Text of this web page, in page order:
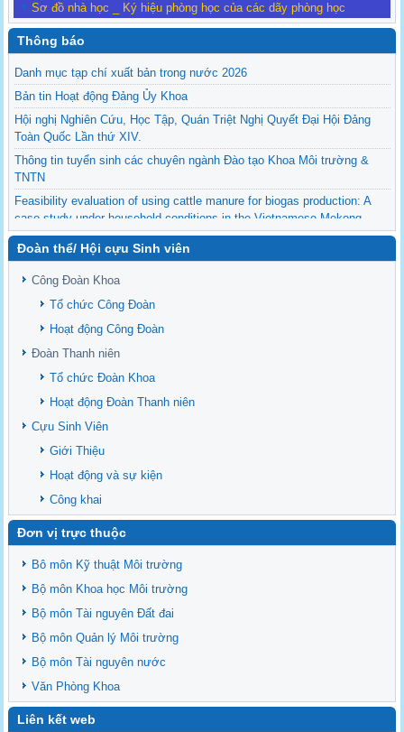
Sơ đồ nhà học _ Ký hiệu phòng học của các dãy phòng học
Thông báo
Danh mục tạp chí xuất bản trong nước 2026
Bản tin Hoạt động Đảng Ủy Khoa
Hội nghị Nghiên Cứu, Học Tập, Quán Triệt Nghị Quyết Đại Hội Đảng
Toàn Quốc Lần thứ XIV.
Thông tin tuyển sinh các chuyên ngành Đào tạo Khoa Môi trường &
TNTN
Feasibility evaluation of using cattle manure for biogas production: A
case study under household conditions in the Vietnamese Mekong
Delta
Sediment properties in flood-based farming systems in the Vietnamese
upstream Mekong Delta
Danh mục tạp chí xuất bản Quốc Tế 2026
Danh Mục các Đề Tài NCKH cấp Tỉnh năm 2024
Văn bản - Quy định
Ban chấp hành Đảng bộ khoa
Đoàn thể/ Hội cựu Sinh viên
Công Đoàn Khoa
Tổ chức Công Đoàn
Hoạt động Công Đoàn
Đoàn Thanh niên
Tổ chức Đoàn Khoa
Hoạt động Đoàn Thanh niên
Cựu Sinh Viên
Giới Thiệu
Hoạt động và sự kiện
Công khai
Đơn vị trực thuộc
Bô môn Kỹ thuật Môi trường
Bộ môn Khoa học Môi trường
Bộ môn Tài nguyên Đất đai
Bộ môn Quản lý Môi trường
Bộ môn Tài nguyên nước
Văn Phòng Khoa
Liên kết web